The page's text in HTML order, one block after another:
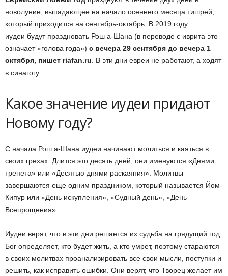
новолуние, выпадающее на начало осеннего месяца тишрей,
который приходится на сентябрь-октябрь. В 2019 году
иудеи будут праздновать Рош а-Шана (в переводе с иврита это
означает «голова года») с вечера 29 сентября до вечера 1
октября, пишет riafan.ru . В эти дни евреи не работают, а ходят
в синагогу.
Какое значение иудеи придают
Новому году?
С начала Рош а-Шана иудеи начинают молиться и каяться в
своих грехах. Длится это десять дней, они именуются «Днями
трепета» или «Десятью днями раскаяния». Молитвы
завершаются еще одним праздником, который называется Йом-
Кипур или «День искупления», «Судный день», «День
Всепрощения».
Иудеи верят, что в эти дни решается их судьба на грядущий год:
Бог определяет, кто будет жить, а кто умрет, поэтому стараются
в своих молитвах проанализировать все свои мысли, поступки и
решить, как исправить ошибки. Они верят, что Творец желает им